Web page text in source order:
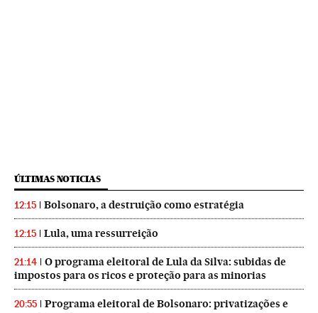
ÚLTIMAS NOTICIAS
12:15 Bolsonaro, a destruição como estratégia
12:15 Lula, uma ressurreição
21:14
O programa eleitoral de Lula da Silva: subidas de
impostos para os ricos e proteção para as minorias
20:55
Programa eleitoral de Bolsonaro: privatizações e